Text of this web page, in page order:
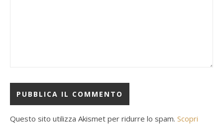
Questo sito utilizza Akismet per ridurre lo spam. Scopri